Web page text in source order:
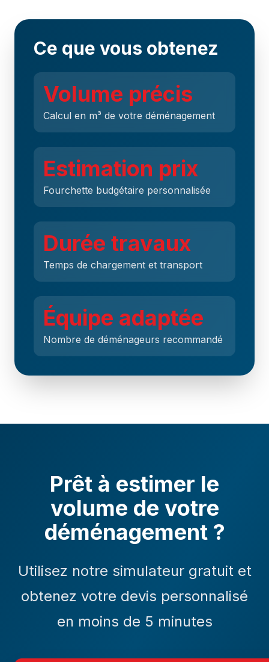
Ce que vous obtenez
Volume précis
Calcul en m³ de votre déménagement
Estimation prix
Fourchette budgétaire personnalisée
Durée travaux
Temps de chargement et transport
Équipe adaptée
Nombre de déménageurs recommandé
Prêt à estimer le
volume de votre
déménagement ?
Utilisez notre simulateur gratuit et
obtenez votre devis personnalisé
en moins de 5 minutes